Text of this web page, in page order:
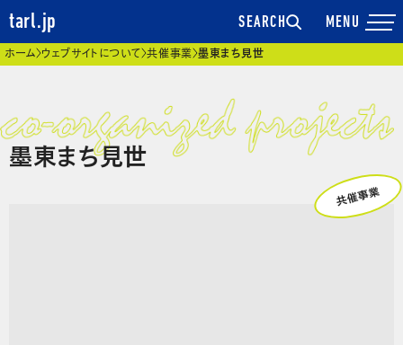
tarl.jp SEARCH
現在位置
ホーム ウェブサイトについて 共催事業 墨東まち見世
墨東まち見世
共催事業